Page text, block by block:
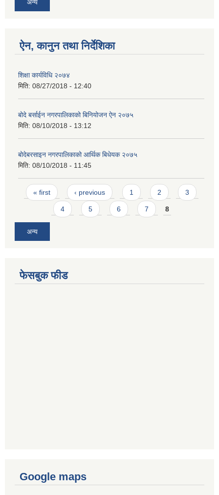
अन्य
ऐन, कानुन तथा निर्देशिका
शिक्षा कार्यविधि २०७४
मिति: 08/27/2018 - 12:40
बोदे बर्साईन नगरपालिकाको बिनियोजन ऐन २०७५
मिति: 08/10/2018 - 13:12
बोदेबरसाइन नगरपालिकाको आर्थिक बिधेयक २०७५
मिति: 08/10/2018 - 11:45
Pages
« first ‹ previous 1 2 3
4 5 6 7 8
अन्य
फेसबुक फीड
Google maps